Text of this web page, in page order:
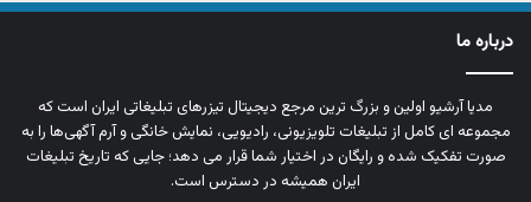
درباره ما
مدیا آرشیو اولین و بزرگ‌ ترین مرجع دیجیتال تیزرهای تبلیغاتی ایران است که
مجموعه‌ ای کامل از تبلیغات تلویزیونی، رادیویی، نمایش خانگی و آرم‌ آگهی‌ها را به‌
صورت تفکیک‌ شده و رایگان در اختیار شما قرار می‌ دهد؛ جایی که تاریخ تبلیغات
ایران همیشه در دسترس است.